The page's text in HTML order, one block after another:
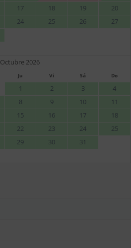
17 18 19
20
24 25 26
27
Octubre 2026
Ju Vi Sá Do
1 2 3
4
8 9 10
11
15 16 17
18
22 23 24
25
29 30 31